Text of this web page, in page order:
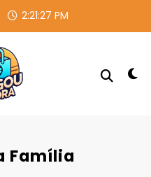
2:21:28 PM
Família